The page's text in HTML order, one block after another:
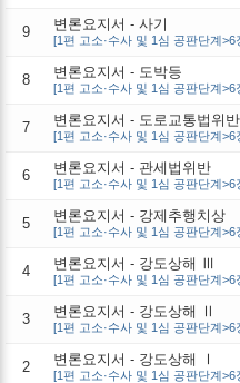
9 변론요지서 - 사기
[1편 고소·수사 및 1심 공판단계
8 변론요지서 - 도박등
[1편 고소·수사 및 1심 공판단계
7 변론요지서 - 도로교통법위반
[1편 고소·수사 및 1심 공판단계
6 변론요지서 - 관세법위반
[1편 고소·수사 및 1심 공판단계
5 변론요지서 - 강제추행치상
[1편 고소·수사 및 1심 공판단계
4 변론요지서 - 강도상해 Ⅲ
[1편 고소·수사 및 1심 공판단계
3 변론요지서 - 강도상해 Ⅱ
[1편 고소·수사 및 1심 공판단계
2 변론요지서 - 강도상해 Ⅰ
[1편 고소·수사 및 1심 공판단계